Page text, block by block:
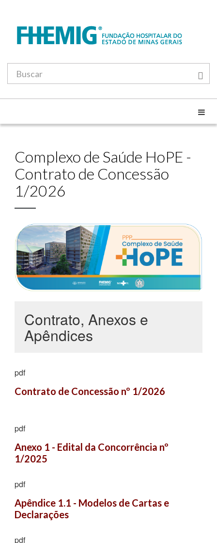
Complexo de Saúde HoPE -
Contrato de Concessão
1/2026
Contrato, Anexos e
Apêndices
pdf
Contrato de Concessão nº 1/2026
pdf
Anexo 1 - Edital da Concorrência nº
1/2025
pdf
Apêndice 1.1 - Modelos de Cartas e
Declarações
pdf